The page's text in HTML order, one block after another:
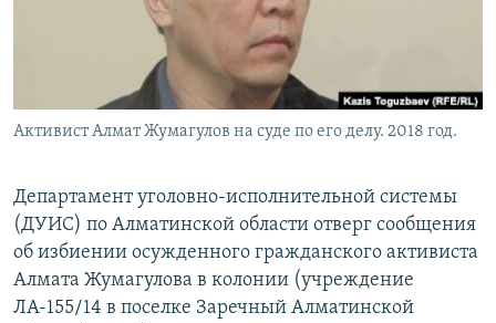
Активист Алмат Жумагулов на суде по его делу. 2018 год.
Департамент уголовно-исполнительной системы
(ДУИС) по Алматинской области отверг сообщения
об избиении осужденного гражданского активиста
Алмата Жумагулова в колонии (учреждение
ЛА-155/14 в поселке Заречный Алматинской